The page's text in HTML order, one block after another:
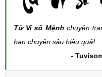
Tử Vi số Mệnh chuyên
hạn chuyên sâu hiệu quả!
-